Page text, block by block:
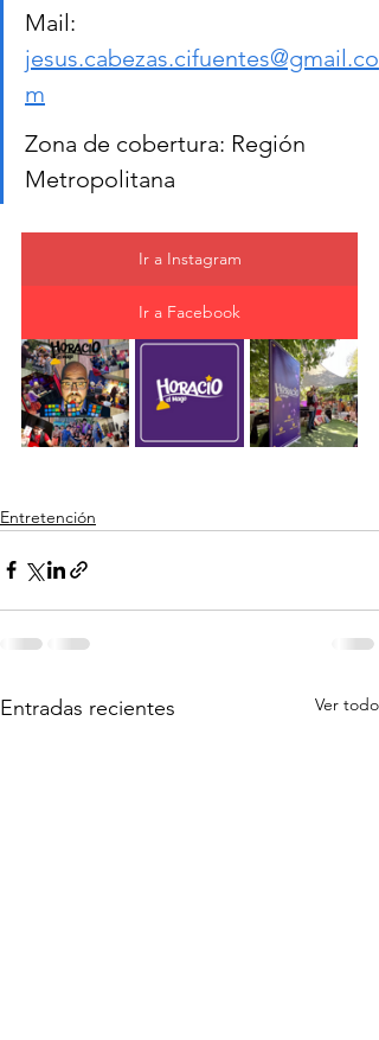
Mail:
jesus.cabezas.cifuentes@gmail.co
m
Zona de cobertura: Región
Metropolitana
Ir a Instagram
Ir a Facebook
Entretención
Entradas recientes Ver todo